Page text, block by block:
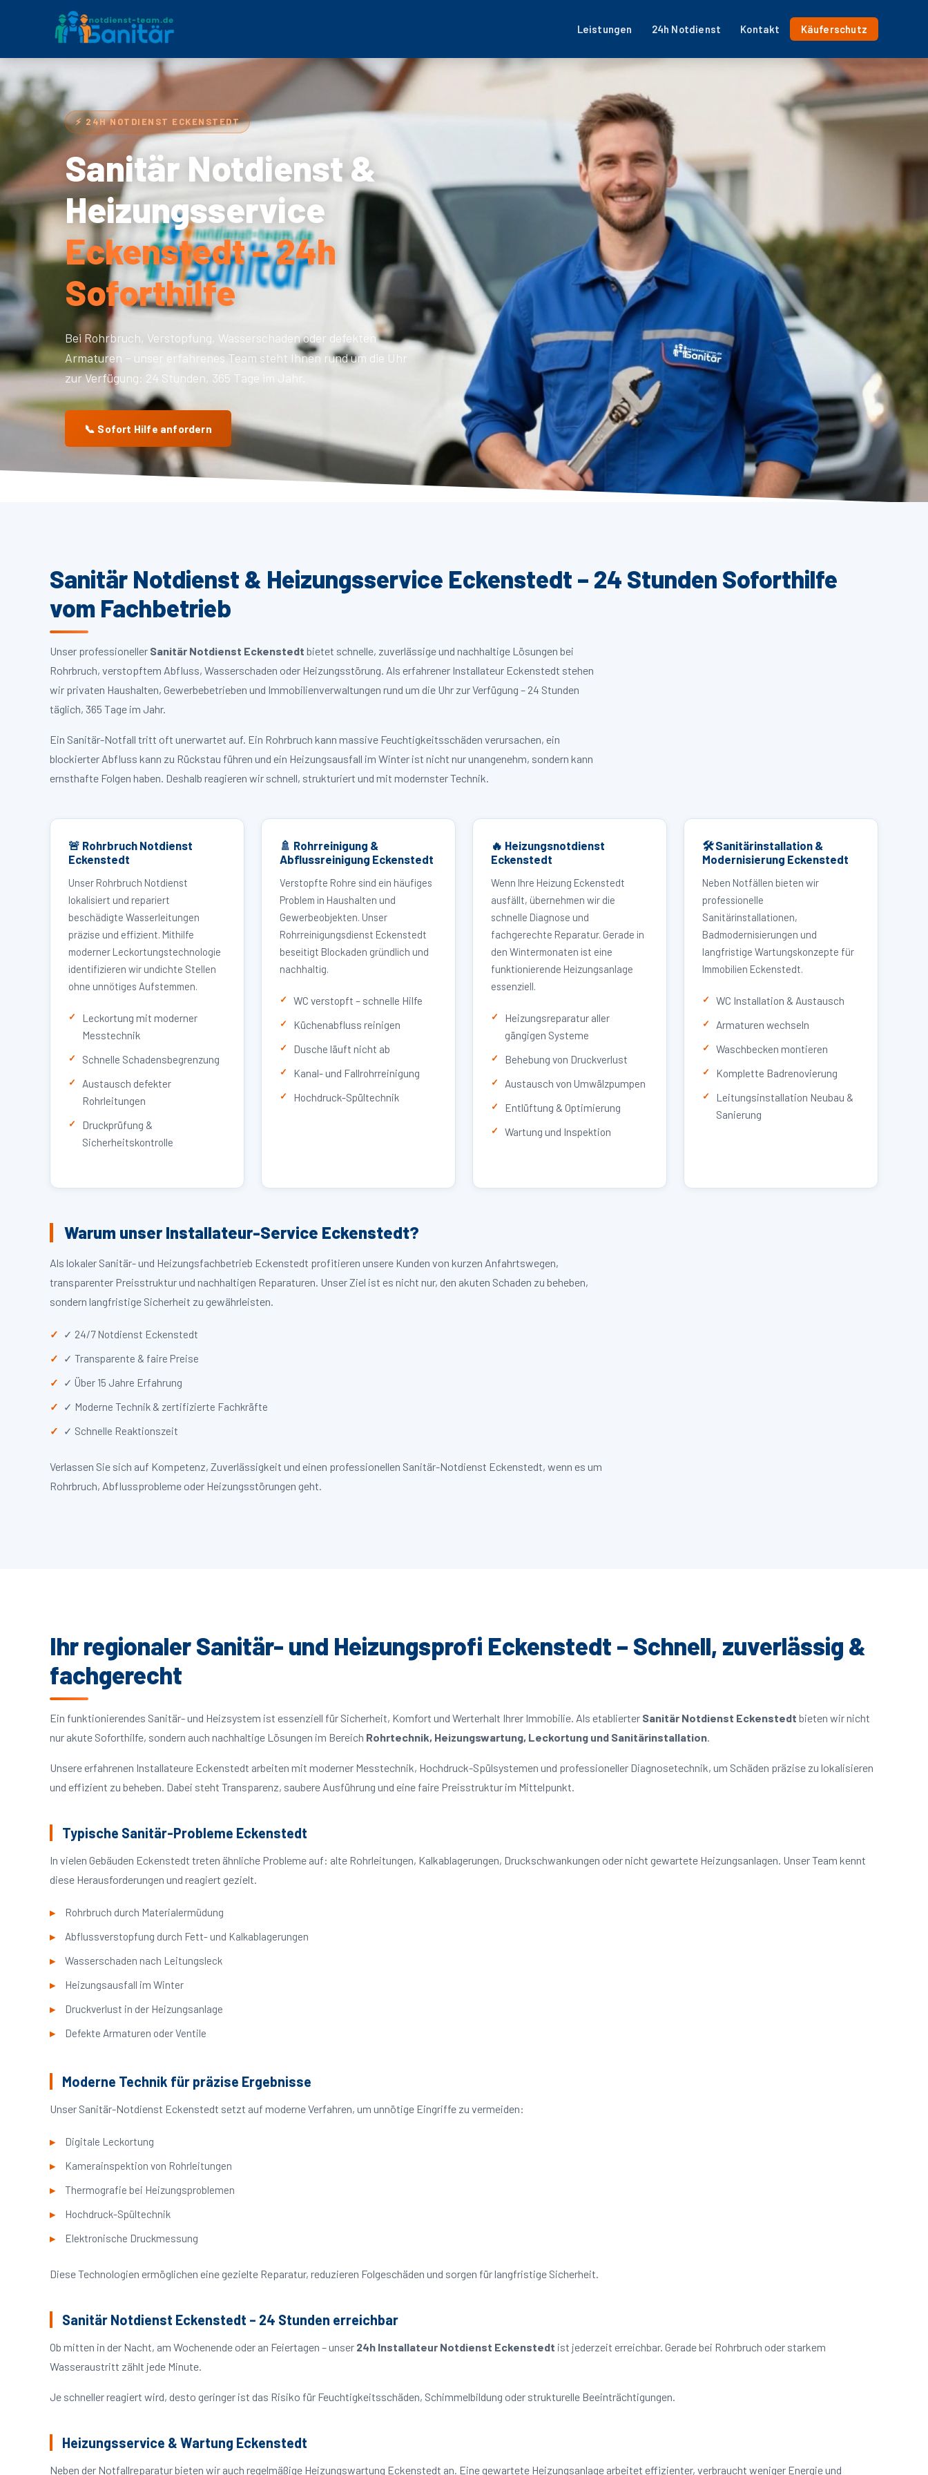
Leistungen 24h Notdienst Kontakt Käuferschutz
⚡ 24H NOTDIENST ECKENSTEDT
Sanitär Notdienst &
Heizungsservice
Eckenstedt – 24h
Soforthilfe
Bei Rohrbruch, Verstopfung, Wasserschaden oder defekten
Armaturen – unser erfahrenes Team steht Ihnen rund um die Uhr
zur Verfügung: 24 Stunden, 365 Tage im Jahr.
📞 Sofort Hilfe anfordern
Sanitär Notdienst & Heizungsservice Eckenstedt – 24 Stunden Soforthilfe
vom Fachbetrieb
Unser professioneller Sanitär Notdienst Eckenstedt bietet schnelle, zuverlässige und nachhaltige Lösungen bei
Rohrbruch, verstopftem Abfluss, Wasserschaden oder Heizungsstörung. Als erfahrener Installateur Eckenstedt stehen
wir privaten Haushalten, Gewerbebetrieben und Immobilienverwaltungen rund um die Uhr zur Verfügung – 24 Stunden
täglich, 365 Tage im Jahr.
Ein Sanitär-Notfall tritt oft unerwartet auf. Ein Rohrbruch kann massive Feuchtigkeitsschäden verursachen, ein
blockierter Abfluss kann zu Rückstau führen und ein Heizungsausfall im Winter ist nicht nur unangenehm, sondern kann
ernsthafte Folgen haben. Deshalb reagieren wir schnell, strukturiert und mit modernster Technik.
🚨 Rohrbruch Notdienst
Eckenstedt
Unser Rohrbruch Notdienst
lokalisiert und repariert
beschädigte Wasserleitungen
präzise und effizient. Mithilfe
moderner Leckortungstechnologie
identifizieren wir undichte Stellen
ohne unnötiges Aufstemmen.
Leckortung mit moderner
Messtechnik
Schnelle Schadensbegrenzung
Austausch defekter
Rohrleitungen
Druckprüfung &
Sicherheitskontrolle
🚿 Rohrreinigung &
Abflussreinigung Eckenstedt
Verstopfte Rohre sind ein häufiges
Problem in Haushalten und
Gewerbeobjekten. Unser
Rohrreinigungsdienst Eckenstedt
beseitigt Blockaden gründlich und
nachhaltig.
WC verstopft – schnelle Hilfe
Küchenabfluss reinigen
Dusche läuft nicht ab
Kanal- und Fallrohrreinigung
Hochdruck-Spültechnik
🔥 Heizungsnotdienst
Eckenstedt
Wenn Ihre Heizung Eckenstedt
ausfällt, übernehmen wir die
schnelle Diagnose und
fachgerechte Reparatur. Gerade in
den Wintermonaten ist eine
funktionierende Heizungsanlage
essenziell.
Heizungsreparatur aller
gängigen Systeme
Behebung von Druckverlust
Austausch von Umwälzpumpen
Entlüftung & Optimierung
Wartung und Inspektion
🛠 Sanitärinstallation &
Modernisierung Eckenstedt
Neben Notfällen bieten wir
professionelle
Sanitärinstallationen,
Badmodernisierungen und
langfristige Wartungskonzepte für
Immobilien Eckenstedt.
WC Installation & Austausch
Armaturen wechseln
Waschbecken montieren
Komplette Badrenovierung
Leitungsinstallation Neubau &
Sanierung
Warum unser Installateur-Service Eckenstedt?
Als lokaler Sanitär- und Heizungsfachbetrieb Eckenstedt profitieren unsere Kunden von kurzen Anfahrtswegen,
transparenter Preisstruktur und nachhaltigen Reparaturen. Unser Ziel ist es nicht nur, den akuten Schaden zu beheben,
sondern langfristige Sicherheit zu gewährleisten.
✓ 24/7 Notdienst Eckenstedt
✓ Transparente & faire Preise
✓ Über 15 Jahre Erfahrung
✓ Moderne Technik & zertifizierte Fachkräfte
✓ Schnelle Reaktionszeit
Verlassen Sie sich auf Kompetenz, Zuverlässigkeit und einen professionellen Sanitär-Notdienst Eckenstedt, wenn es um
Rohrbruch, Abflussprobleme oder Heizungsstörungen geht.
Ihr regionaler Sanitär- und Heizungsprofi Eckenstedt – Schnell, zuverlässig &
fachgerecht
Ein funktionierendes Sanitär- und Heizsystem ist essenziell für Sicherheit, Komfort und Werterhalt Ihrer Immobilie. Als etablierter Sanitär Notdienst Eckenstedt bieten wir nicht
nur akute Soforthilfe, sondern auch nachhaltige Lösungen im Bereich Rohrtechnik, Heizungswartung, Leckortung und Sanitärinstallation.
Unsere erfahrenen Installateure Eckenstedt arbeiten mit moderner Messtechnik, Hochdruck-Spülsystemen und professioneller Diagnosetechnik, um Schäden präzise zu lokalisieren
und effizient zu beheben. Dabei steht Transparenz, saubere Ausführung und eine faire Preisstruktur im Mittelpunkt.
Typische Sanitär-Probleme Eckenstedt
In vielen Gebäuden Eckenstedt treten ähnliche Probleme auf: alte Rohrleitungen, Kalkablagerungen, Druckschwankungen oder nicht gewartete Heizungsanlagen. Unser Team kennt
diese Herausforderungen und reagiert gezielt.
Rohrbruch durch Materialermüdung
Abflussverstopfung durch Fett- und Kalkablagerungen
Wasserschaden nach Leitungsleck
Heizungsausfall im Winter
Druckverlust in der Heizungsanlage
Defekte Armaturen oder Ventile
Moderne Technik für präzise Ergebnisse
Unser Sanitär-Notdienst Eckenstedt setzt auf moderne Verfahren, um unnötige Eingriffe zu vermeiden:
Digitale Leckortung
Kamerainspektion von Rohrleitungen
Thermografie bei Heizungsproblemen
Hochdruck-Spültechnik
Elektronische Druckmessung
Diese Technologien ermöglichen eine gezielte Reparatur, reduzieren Folgeschäden und sorgen für langfristige Sicherheit.
Sanitär Notdienst Eckenstedt – 24 Stunden erreichbar
Ob mitten in der Nacht, am Wochenende oder an Feiertagen – unser 24h Installateur Notdienst Eckenstedt ist jederzeit erreichbar. Gerade bei Rohrbruch oder starkem
Wasseraustritt zählt jede Minute.
Je schneller reagiert wird, desto geringer ist das Risiko für Feuchtigkeitsschäden, Schimmelbildung oder strukturelle Beeinträchtigungen.
Heizungsservice & Wartung Eckenstedt
Neben der Notfallreparatur bieten wir auch regelmäßige Heizungswartung Eckenstedt an. Eine gewartete Heizungsanlage arbeitet effizienter, verbraucht weniger Energie und